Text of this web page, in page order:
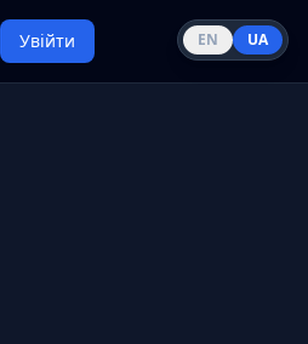
Увійти EN UA